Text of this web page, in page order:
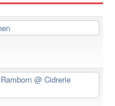
@ Cidrerie